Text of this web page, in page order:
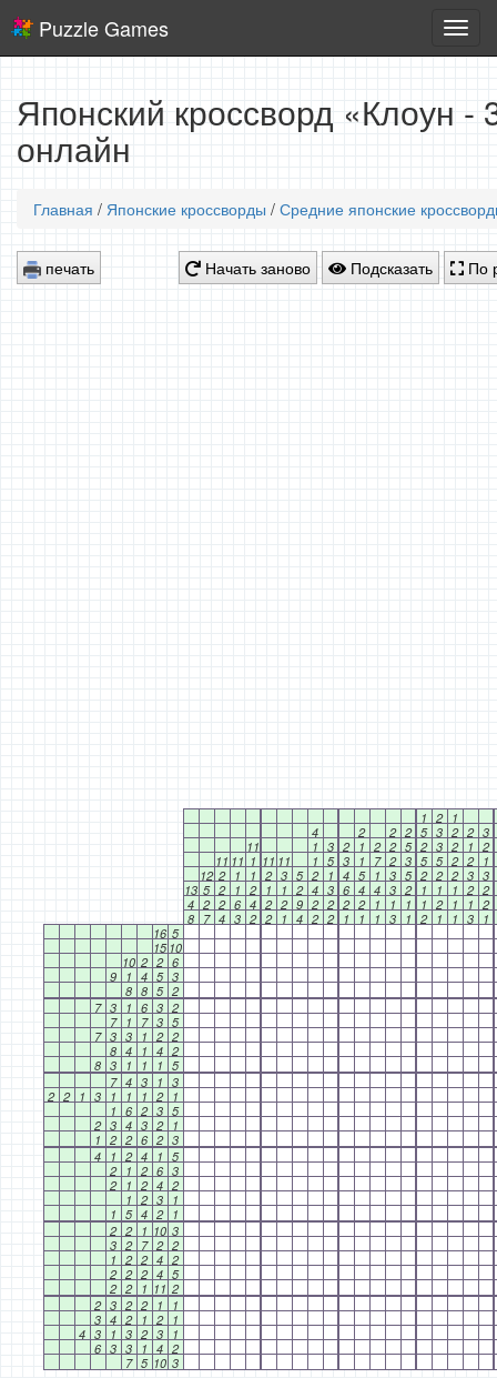
игры
Puzzle Games
Японский кроссворд «Клоун -
онлайн
Главная / Японские кроссворды / Средние японские
печать Начать заново Подсказать По
1 2
1
4
2 2 2 5 3 2 2 3
11
1 3 2 1 2 2 5 2 3 2 1 2
11 11 1 11 11 1 5 3 1 7 2 3 5 5 2 2
1
12 2 1 1 2 3 5 2 1 4 5 1 3 5 2 2 2 3 3
13 5 2 1 2 1 1 2 4 3 6 4 4 3 2 1 1 1 2 2
4 2 2 6 4 2 2 9 2 2 2 2 1 1 1 1 2 1 1 2
8 7 4 3 2 2 1 4 2 2 1 1 1 3 1 2 1 1 3
1
16 5
15 10
10 2 2 6
9
1 4 5 3
8 8 5 2
7 3 1 6 3 2
7
1 7 3 5
7 3 3 1 2 2
8 4 1 4 2
8 3 1 1 1 5
7 4 3 1 3
2 2 1 3 1 1 1 2
1
1 6 2 3 5
2 3 4 3 2
1
1 2 2 6 2 3
4
1 2 4 1 5
2
1 2 6 3
2
1 2 4 2
1 2 3
1
1 5 4 2
1
2 2 1 10 3
3 2 7 2 2
1 2 2 4 2
2 2 2 4 5
2 2 1 11 2
2 3 2 2 1
1
3 4 2 1 2
1
4 3 1 3 2 3
1
6 3 3 1 4 2
7 5 10 3